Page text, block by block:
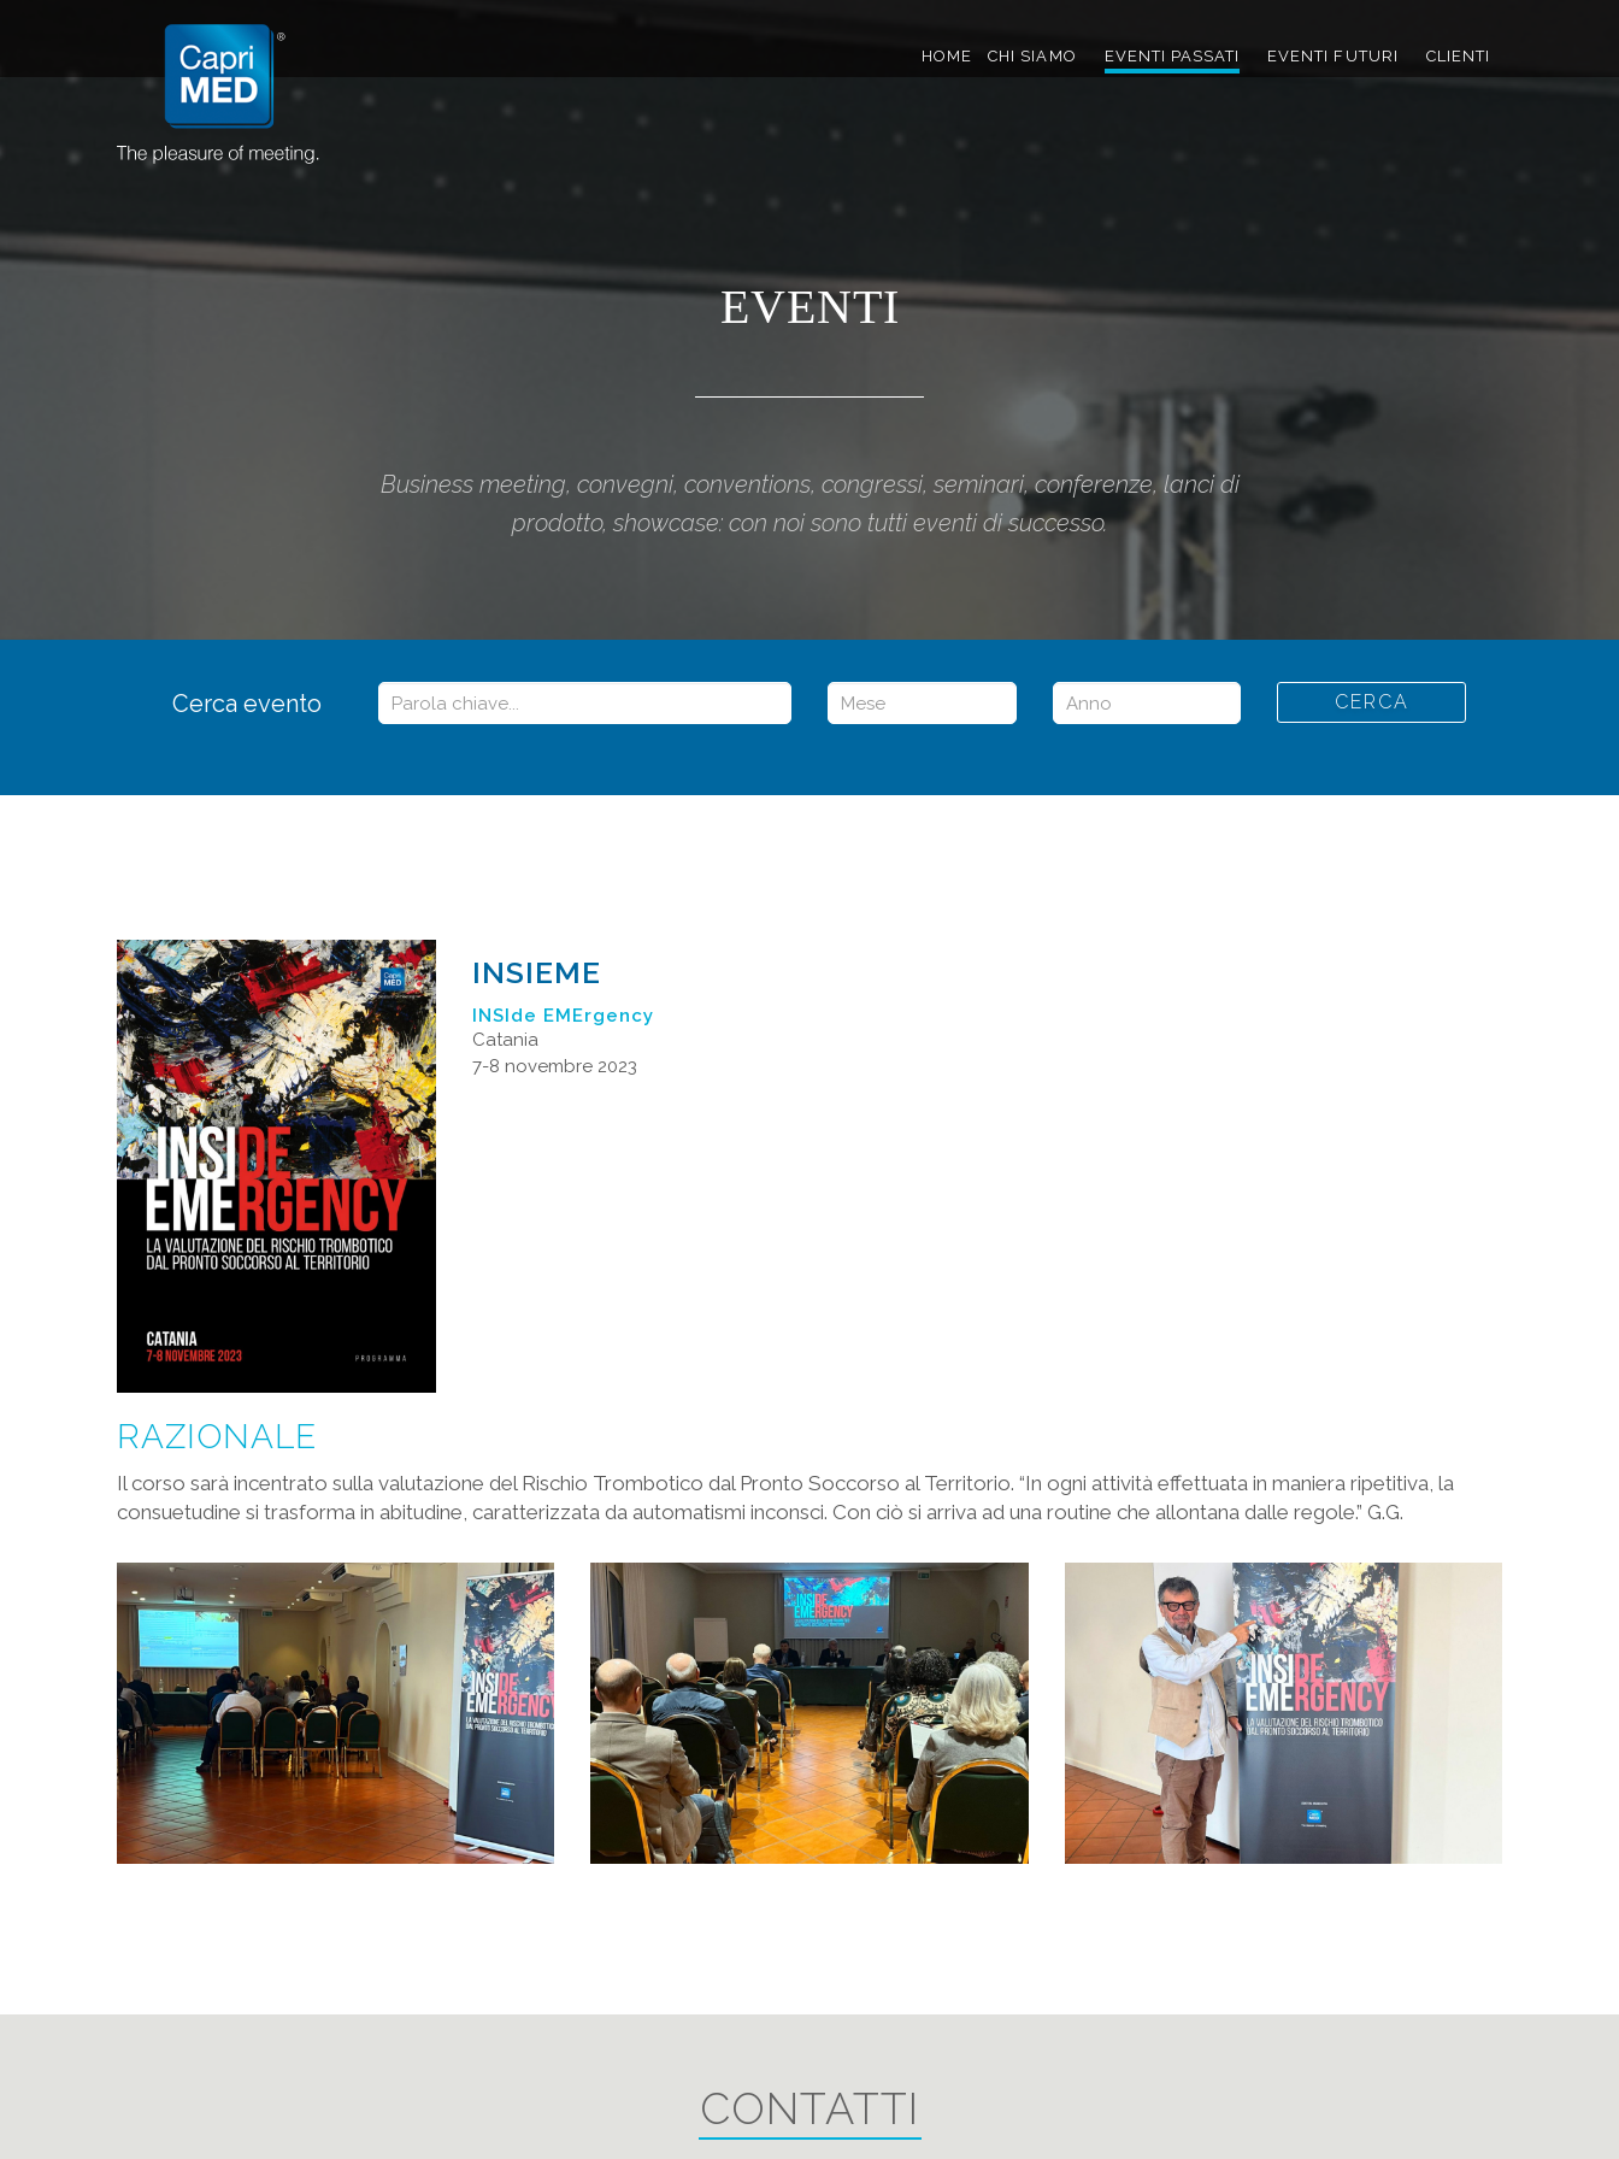
HOME CHI SIAMO EVENTI PASSATI EVENTI FUTURI CLIENTI
EVENTI
Business meeting, convegni, conventions, congressi, seminari, conferenze, lanci di
prodotto, showcase: con noi sono tutti eventi di successo.
Cerca evento CERCA
INSIEME
INSIde EMErgency
Catania
7-8 novembre 2023
RAZIONALE
Il corso sarà incentrato sulla valutazione del Rischio Trombotico dal Pronto Soccorso al Territorio. “In ogni attività effettuata in maniera ripetitiva, la
consuetudine si trasforma in abitudine, caratterizzata da automatismi inconsci. Con ciò si arriva ad una routine che allontana dalle regole.” G.G.
CONTATTI